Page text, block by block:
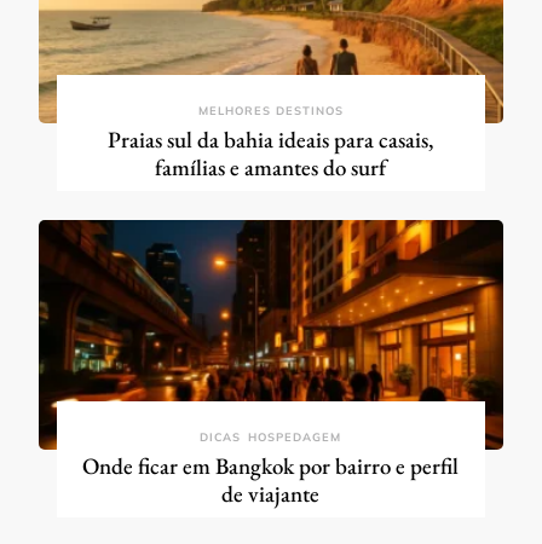
MELHORES DESTINOS
Praias sul da bahia ideais para casais,
famílias e amantes do surf
DICAS HOSPEDAGEM
Onde ficar em Bangkok por bairro e perfil
de viajante